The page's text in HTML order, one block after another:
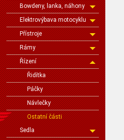
Bowdeny, lanka, náhony
Elektrovýbava motocyklu
Přístroje
Rámy
Řízení
Řidítka
Páčky
Návlečky
Ostatní části
Sedla